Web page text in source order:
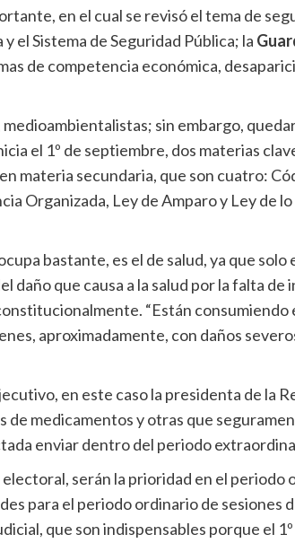
en el cual se revisó el tema de
el Sistema de Seguridad Pública; la
de competencia económica,
sin embargo,
el 1º de septiembre, dos materias
materia secundaria, que son cuatro:
Organizada, Ley de Amparo y Ley de
bastante, es el de salud, ya que solo
daño que causa a la salud por la falta de
“Están consumiendo
aproximadamente, con daños
en este caso la presidenta de la
medicamentos y otras que
enviar dentro del periodo
serán la prioridad en el periodo
para el periodo ordinario de sesiones
que son indispensables porque el